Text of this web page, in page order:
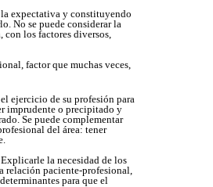
expectativa y constituyendo
No se puede considerar la
los factores diversos,
factor que muchas veces,
ejercicio de su profesión para
imprudente o precipitado y
Se puede complementar
del área: tener
la necesidad de los
relación paciente-profesional,
para que el